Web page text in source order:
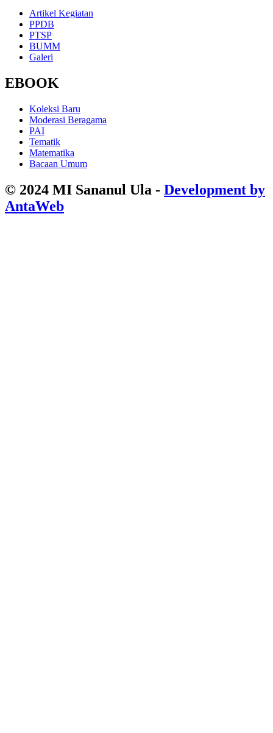
Artikel Kegiatan
PPDB
PTSP
BUMM
Galeri
EBOOK
Koleksi Baru
Moderasi Beragama
PAI
Tematik
Matematika
Bacaan Umum
© 2024 MI Sananul Ula - Development by
AntaWeb